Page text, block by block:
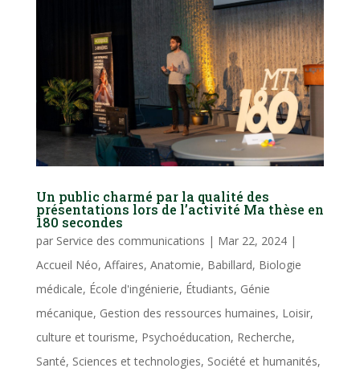
Un public charmé par la qualité des
présentations lors de l’activité Ma thèse en
180 secondes
par Service des communications | Mar 22, 2024|
Accueil Néo, Affaires, Anatomie, Babillard, Biologie
médicale, École d'ingénierie, Étudiants, Génie
mécanique, Gestion des ressources humaines, Loisir,
culture et tourisme, Psychoéducation, Recherche,
Santé, Sciences et technologies, Société et humanités,